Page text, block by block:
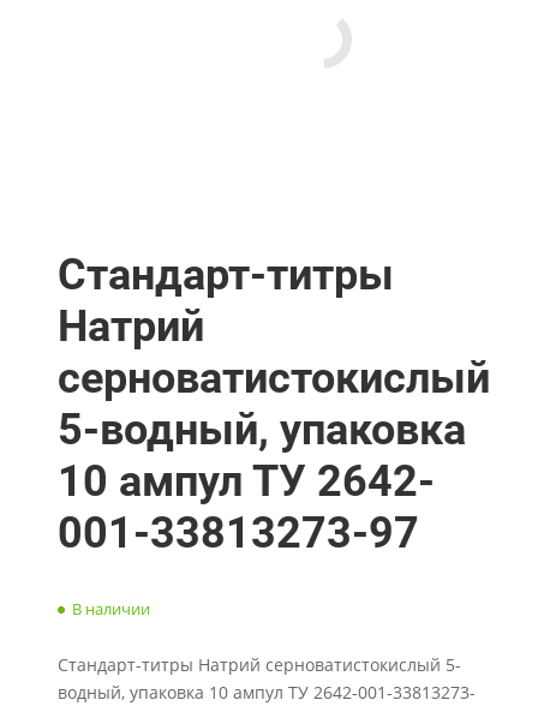
Стандарт-титры
Натрий
серноватистокислый
5-водный, упаковка
10 ампул ТУ 2642-
001-33813273-97
В наличии
Стандарт-титры Натрий серноватистокислый 5-
водный, упаковка 10 ампул ТУ 2642-001-33813273-